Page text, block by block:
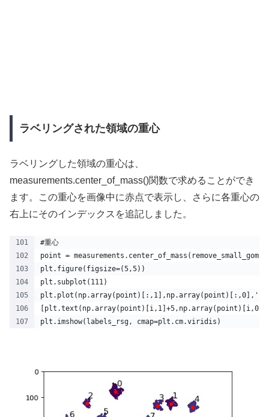
ラベリングされた領域の重心
ラベリングした領域の重心は、
measurements.center_of_mass()関数で求めることができ
ます。この重心を画像中に赤点で表示し、さらに各重心の
右上にそのインデックスを追記しました。
#重心
point =
plt.figure(figsize=(5,5))
plt.subplot(111)
plt.imshow(labels_rsg, cmap=plt.cm.viridis)